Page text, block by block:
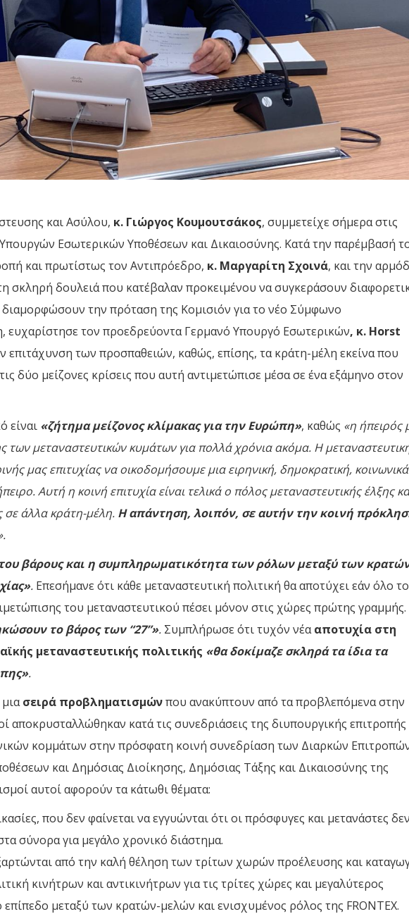
και Ασύλου, κ. Γιώργος Κουμουτσάκος, συμμετείχε σήμερα στις
Εσωτερικών Υποθέσεων και Δικαιοσύνης. Κατά την παρέμβασή
και πρωτίστως τον Αντιπρόεδρο, κ. Μαργαρίτη Σχοινά, και την
σκληρή δουλειά που κατέβαλαν προκειμένου να συγκεράσουν
την πρόταση της Κομισιόν για το νέο Σύμφωνο
ευχαρίστησε τον προεδρεύοντα Γερμανό Υπουργό Εσωτερικών, κ. Horst
επιτάχυνση των προσπαθειών, καθώς, επίσης, τα κράτη-μέλη εκείνα που
δύο μείζονες κρίσεις που αυτή αντιμετώπισε μέσα σε ένα εξάμηνο στον
είναι «ζήτημα μείζονος κλίμακας για την Ευρώπη», καθώς «η ήπειρός
των μεταναστευτικών κυμάτων για πολλά χρόνια ακόμα. Η
μας επιτυχίας να οικοδομήσουμε μια ειρηνική, δημοκρατική, κοινωνικά
Αυτή η κοινή επιτυχία είναι τελικά ο πόλος μεταναστευτικής έλξης
σε άλλα κράτη-μέλη. Η απάντηση, λοιπόν, σε αυτήν την κοινή
βάρους και η συμπληρωματικότητα των ρόλων μεταξύ των
. Επεσήμανε ότι κάθε μεταναστευτική πολιτική θα αποτύχει εάν όλο το
του μεταναστευτικού πέσει μόνον στις χώρες πρώτης γραμμής.
το βάρος των “27”». Συμπλήρωσε ότι τυχόν νέααποτυχία στη
μεταναστευτικής πολιτικής «θα δοκίμαζε σκληρά τα ίδια τα
.
σειρά προβληματισμώνπου ανακύπτουν από τα προβλεπόμενα στην
αποκρυσταλλώθηκαν κατά τις συνεδριάσεις της διυπουργικής επιτροπής
κομμάτων στην πρόσφατη κοινή συνεδρίαση των Διαρκών
και Δημόσιας Διοίκησης, Δημόσιας Τάξης και Δικαιοσύνης της
αυτοί αφορούν τα κάτωθι θέματα:
που δεν φαίνεται να εγγυώνται ότι οι πρόσφυγες και μετανάστες δεν
σύνορα για μεγάλο χρονικό διάστημα.
από την καλή θέληση των τρίτων χωρών προέλευσης και
κινήτρων και αντικινήτρων για τις τρίτες χώρες και μεγαλύτερος
μεταξύ των κρατών-μελών και ενισχυμένος ρόλος της FRONTEX.